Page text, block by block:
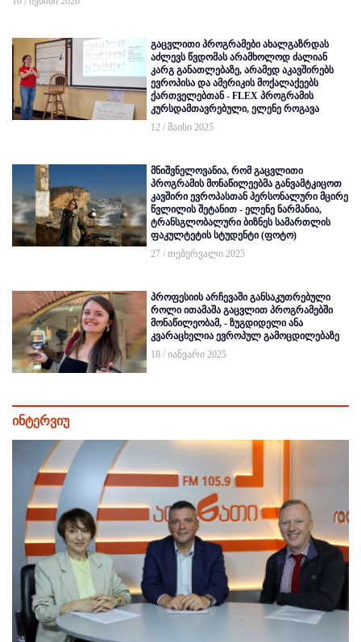
გაცვლითი პროგრამები ახალგაზრდას
აძლევს წვდომას არამხოლოდ ძალიან
კარგ განათლებაზე, არამედ აკავშირებს
ევროპისა და ამერიკის მოქალაქეებს
ქართველებთან - FLEX პროგრამის
კურსდამთავრებული, ელენე როგავა
12 / მაისი 2025
მნიშვნელოვანია, რომ გაცვლითი
პროგრამის მონაწილეებმა განვამტკიცოთ
კავშირი ევროპასთან პერსონალური მცირე
წვლილის შეტანით - ელენე ნარმანია,
ტრანსგლობალური ბიზნეს სამართლის
ფაკულტეტის სტუდენტი (ფოტო)
27 / თებერვალი 2025
პროფესიის არჩევაში განსაკუთრებული
როლი ითამაშა გაცვლით პროგრამებში
მონაწილეობამ, - ზუგდიდელი ანა
კვარაცხელია ევროპულ გამოცდილებაზე
18 / იანვარი 2025
ინტერვიუ